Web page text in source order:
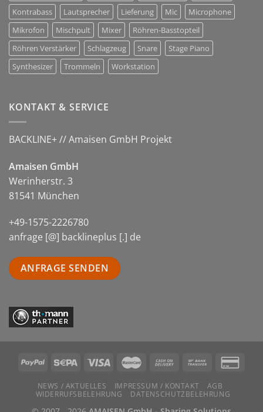
Kontrabass
Lautsprecher Lieferung Mic
Microphone
Mikrofon
Mischpult Mixer
Röhren-Basstopteil
Röhren Verstärker
Schlagzeug Snare
Stage Piano
Synthesizer
Trommeln Workstation
KONTAKT & SERVICE
BACKLINE+ // Amaisen GmbH Projekt
Amaisen GmbH
Werinherstr. 3
81541 München
+49-1575-2226780
anfrage [@] backlineplus [.] de
ANFRAGE SENDEN
NEWS / AKTUELLES IMPRESSUM / KONTAKT
AGB
WIDERRUFSBELEHRUNG
DATENSCHUTZBELEHRUNG